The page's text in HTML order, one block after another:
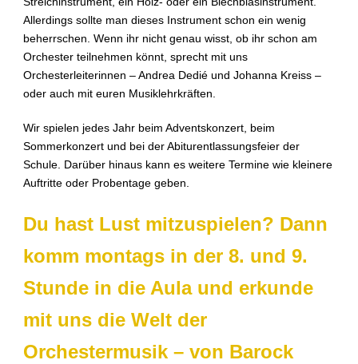
Allerdings sollte man dieses Instrument schon ein wenig
beherrschen. Wenn ihr nicht genau wisst, ob ihr schon am
Orchester teilnehmen könnt, sprecht mit uns
Orchesterleiterinnen – Andrea Dedié und Johanna Kreiss –
oder auch mit euren Musiklehrkräften.
Wir spielen jedes Jahr beim Adventskonzert, beim
Sommerkonzert und bei der Abiturentlassungsfeier der
Schule. Darüber hinaus kann es weitere Termine wie kleinere
Auftritte oder Probentage geben.
Du hast Lust mitzuspielen? Dann
komm montags in der 8. und 9.
Stunde in die Aula und erkunde
mit uns die Welt der
Orchestermusik – von Barock